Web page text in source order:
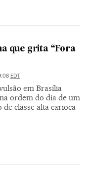
que grita “Fora
EDT
em Brasília
ordem do dia de um
de classe alta carioca